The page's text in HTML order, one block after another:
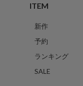
ITEM
新作
予約
ランキング
SALE